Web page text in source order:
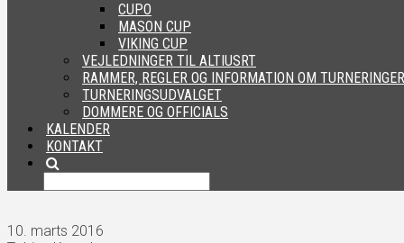
CUPO
MASON CUP
VIKING CUP
VEJLEDNINGER TIL ALTIUSRT
RAMMER, REGLER OG INFORMATION OM TURNERINGER
TURNERINGSUDVALGET
DOMMERE OG OFFICIALS
KALENDER
KONTAKT
10. marts 2016